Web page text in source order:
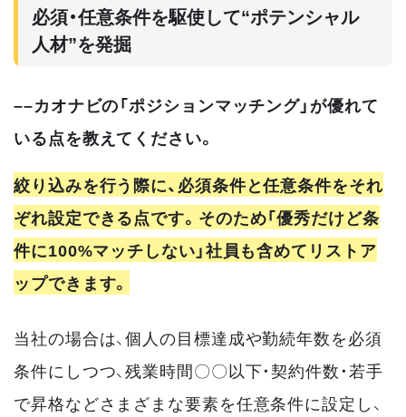
必須・任意条件を駆使して“ポテンシャル
人材”を発掘
––カオナビの「ポジションマッチング」が優れて
いる点を教えてください。
絞り込みを行う際に、必須条件と任意条件をそれ
ぞれ設定できる点です。そのため「優秀だけど条
件に100%マッチしない」社員も含めてリストア
ップできます。
当社の場合は、個人の目標達成や勤続年数を必須
条件にしつつ、残業時間〇〇以下・契約件数・若手
で昇格などさまざまな要素を任意条件に設定し、